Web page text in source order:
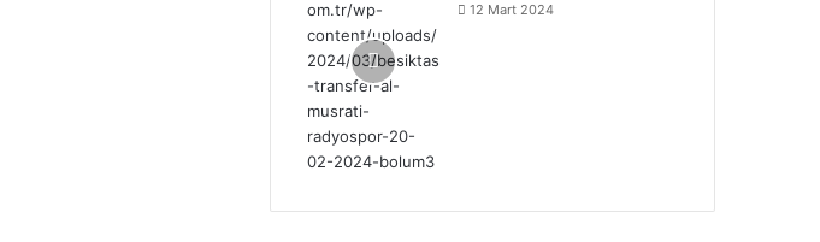
12 Mart 2024